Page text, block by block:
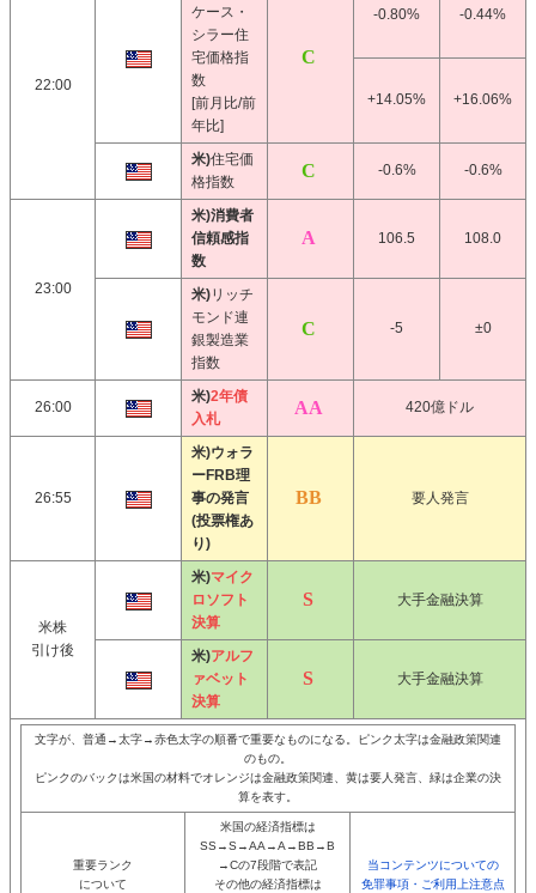
22:00
ケース・
シラー住
宅価格指
数
[前月比/前
年比]
-0.80% -0.44%
+14.05% +16.06%
米)住宅価
格指数
-0.6% -0.6%
23:00
米)消費者
信頼感指
数
106.5 108.0
米)リッチ
モンド連
銀製造業
指数
-5 ±0
26:00
米)2年債
入札
420億ドル
26:55
米)ウォラ
ーFRB理
事の発言
(投票権あ
り)
要人発言
米株
引け後
米)マイク
ロソフト
決算
大手金融決算
米)アルフ
ァベット
決算
大手金融決算
文字が、普通→太字→赤色太字の順番で重要なものになる。ピンク太字は金融政策関連
のもの。
ピンクのバックは米国の材料でオレンジは金融政策関連、黄は要人発言、緑は企業の決
算を表す。
重要ランク
について
米国の経済指標は
SS→S→AA→A→BB→B
→Cの7段階で表記
その他の経済指標は
当コンテンツについての
免罪事項・ご利用上注意点